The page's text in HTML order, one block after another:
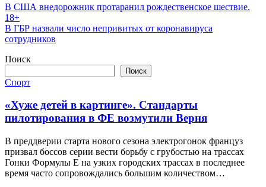
Навигация
по
записям
В США внедорожник протаранил рождественское шествие.
18+
В ГБР назвали число непривитых от коронавируса
сотрудников
Поиск
Поиск
Спорт
«Хуже детей в картинге». Стандарты
пилотирования в ФЕ возмутили Верня
В преддверии старта нового сезона электрогонок француз
призвал боссов серии вести борьбу с грубостью на трассах
Гонки Формулы Е на узких городских трассах в последнее
время часто сопровождались большим количеством…